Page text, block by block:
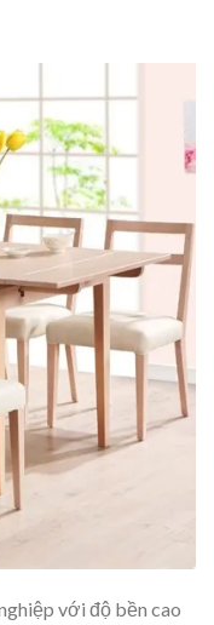
với độ bền cao